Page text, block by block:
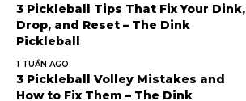
3 Pickleball Tips That Fix Your Dink,
Drop, and Reset – The Dink
Pickleball
1 TUẦN AGO
3 Pickleball Volley Mistakes and
How to Fix Them – The Dink